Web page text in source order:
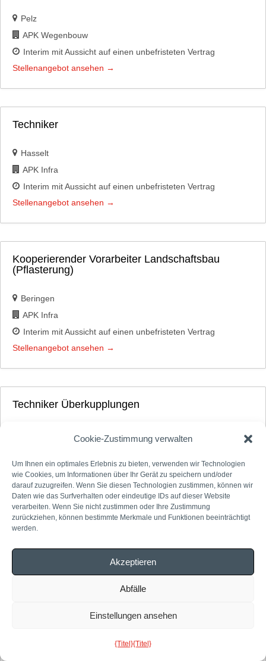
Cookie-Zustimmung verwalten
Um Ihnen ein optimales Erlebnis zu bieten, verwenden wir Technologien
wie Cookies, um Informationen über Ihr Gerät zu speichern und/oder
darauf zuzugreifen. Wenn Sie diesen Technologien zustimmen, können wir
Daten wie das Surfverhalten oder eindeutige IDs auf dieser Website
verarbeiten. Wenn Sie nicht zustimmen oder Ihre Zustimmung
zurückziehen, können bestimmte Merkmale und Funktionen beeinträchtigt
werden.
Akzeptieren
Abfälle
Einstellungen ansehen
{Titel}{Titel}
Pelz
APK Wegenbouw
Interim mit Aussicht auf einen unbefristeten Vertrag
Stellenangebot ansehen
Techniker
Hasselt
APK Infra
Interim mit Aussicht auf einen unbefristeten Vertrag
Stellenangebot ansehen
Kooperierender Vorarbeiter Landschaftsbau
(Pflasterung)
Beringen
APK Infra
Interim mit Aussicht auf einen unbefristeten Vertrag
Stellenangebot ansehen
Techniker Überkupplungen
Interim mit Aussicht auf einen unbefristeten Vertrag
Stellenangebot ansehen
Stellenangebot ansehen